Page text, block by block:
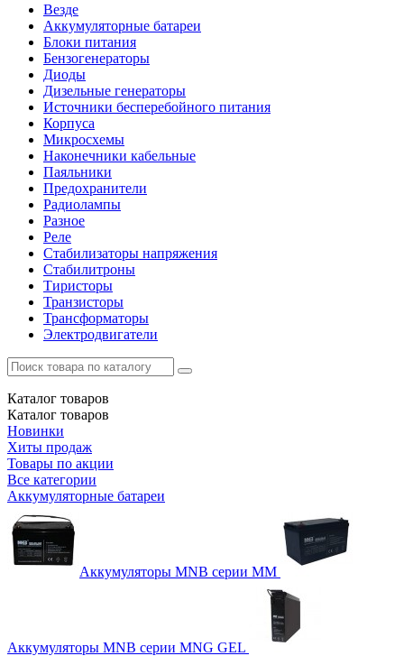
Везде
Аккумуляторные батареи
Блоки питания
Бензогенераторы
Диоды
Дизельные генераторы
Источники бесперебойного питания
Корпуса
Микросхемы
Наконечники кабельные
Паяльники
Предохранители
Радиолампы
Разное
Реле
Стабилизаторы напряжения
Стабилитроны
Тиристоры
Транзисторы
Трансформаторы
Электродвигатели
Каталог товаров
Каталог товаров
Новинки
Хиты продаж
Товары по акции
Все категории
Аккумуляторные батареи
Аккумуляторы MNB серии MM
Аккумуляторы MNB серии MNG GEL